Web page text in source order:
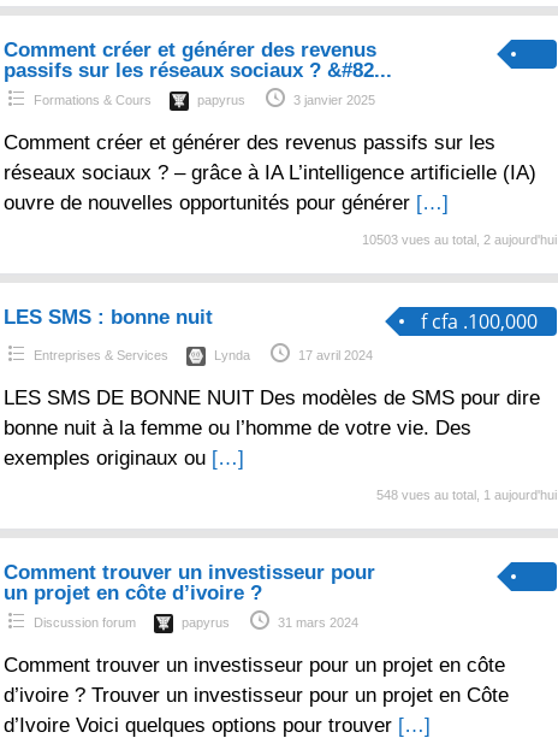
Comment créer et générer des revenus
passifs sur les réseaux sociaux ? &#82...
Formations & Cours papyrus 3 janvier 2025
Comment créer et générer des revenus passifs sur les
réseaux sociaux ? – grâce à IA L’intelligence artificielle (IA)
ouvre de nouvelles opportunités pour générer […]
10503 vues au total, 2 aujourd'hui
f cfa .100,000
LES SMS : bonne nuit
Entreprises & Services Lynda 17 avril 2024
LES SMS DE BONNE NUIT Des modèles de SMS pour dire
bonne nuit à la femme ou l’homme de votre vie. Des
exemples originaux ou […]
548 vues au total, 1 aujourd'hui
Comment trouver un investisseur pour
un projet en côte d’ivoire ?
Discussion forum papyrus 31 mars 2024
Comment trouver un investisseur pour un projet en côte
d’ivoire ? Trouver un investisseur pour un projet en Côte
d’Ivoire Voici quelques options pour trouver […]